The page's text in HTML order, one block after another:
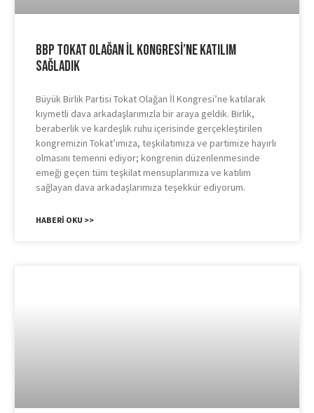
BBP Tokat Olağan İl Kongresi’ne Katılım
Sağladık
Büyük Birlik Partisi Tokat Olağan İl Kongresi’ne katılarak
kıymetli dava arkadaşlarımızla bir araya geldik. Birlik,
beraberlik ve kardeşlik ruhu içerisinde gerçekleştirilen
kongremizin Tokat’ımıza, teşkilatımıza ve partimize hayırlı
olmasını temenni ediyor; kongrenin düzenlenmesinde
emeği geçen tüm teşkilat mensuplarımıza ve katılım
sağlayan dava arkadaşlarımıza teşekkür ediyorum.
HABERI OKU >>